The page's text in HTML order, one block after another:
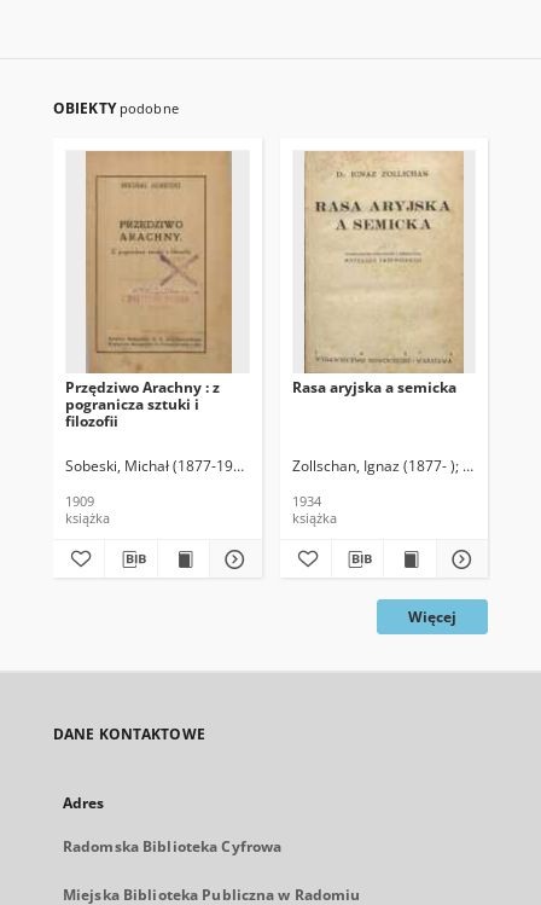
OBIEKTY podobne
Przędziwo Arachny : z
pogranicza sztuki i
filozofii
Sobeski, Michał (1877-1939)
1909
książka
Rasa aryjska a semicka
Zollschan, Ignaz (1877- ) Mieses,
1934
książka
Więcej
DANE KONTAKTOWE
Adres
Radomska Biblioteka Cyfrowa
Miejska Biblioteka Publiczna w Radomiu